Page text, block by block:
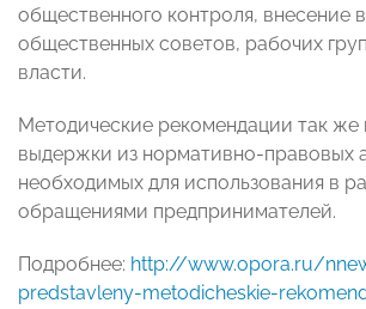
общественного контроля, внесение
общественных советов, рабочих
власти.
Методические рекомендации так же
выдержки из нормативно-правовых
необходимых для использования в
обращениями предпринимателей.
Подробнее: http://www.opora.ru/
predstavleny-metodicheskie-